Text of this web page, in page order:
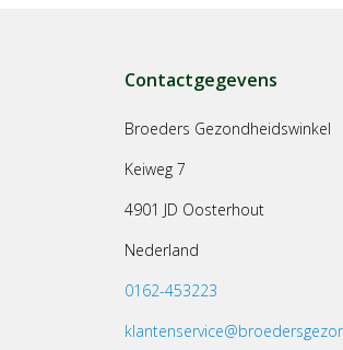
Contactgegevens
Broeders Gezondheidswinkel
Keiweg 7
4901 JD Oosterhout
Nederland
0162-453223